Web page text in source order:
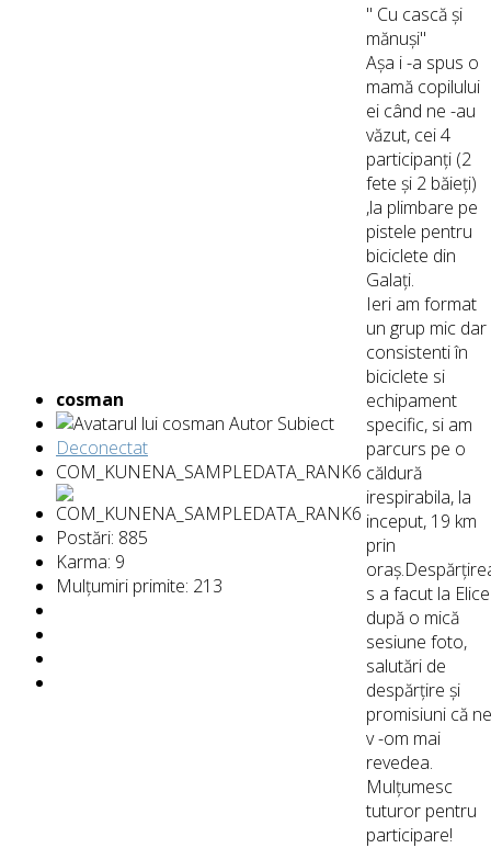
cosman
Autor Subiect
Deconectat
COM_KUNENA_SAMPLEDATA_RANK6
Postări: 885
Karma: 9
Mulțumiri primite: 213
" Cu cască și
mănuși"
Așa i -a spus o
mamă copilului
ei când ne -au
văzut, cei 4
participanți (2
fete și 2 băieți)
,la plimbare pe
pistele pentru
biciclete din
Galați.
Ieri am format
un grup mic dar
consistenti în
biciclete si
echipament
specific, si am
parcurs pe o
căldură
irespirabila, la
inceput, 19 km
prin
s a facut la Elice
după o mică
sesiune foto,
salutări de
despărțire și
promisiuni că ne
v -om mai
revedea.
Mulțumesc
tuturor pentru
participare!